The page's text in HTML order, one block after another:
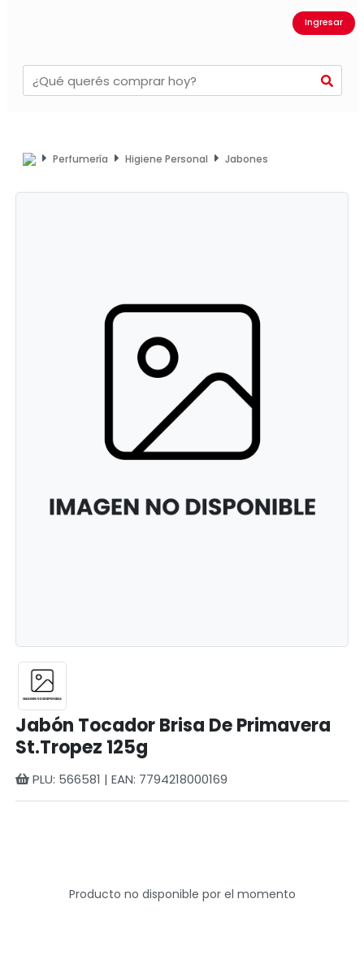
Ingresar
Perfumería Higiene Personal Jabones
Jabón Tocador Brisa De Primavera
St.Tropez 125g
PLU: 566581 | EAN: 7794218000169
Producto no disponible por el momento